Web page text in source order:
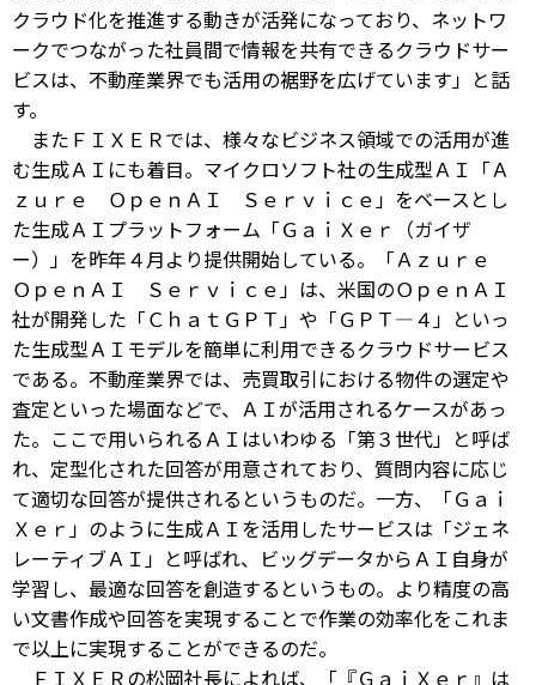
クラウド化を推進する動きが活発になっており、ネットワ
ークでつながった社員間で情報を共有できるクラウドサー
ビスは、不動産業界でも活用の裾野を広げています」と話
す。
またＦＩＸＥＲでは、様々なビジネス領域での活用が進
む生成ＡＩにも着目。マイクロソフト社の生成型ＡＩ「Ａ
ｚｕｒｅ ＯｐｅｎＡＩ Ｓｅｒｖｉｃｅ」をベースとし
た生成ＡＩプラットフォーム「ＧａｉＸｅｒ（ガイザ
ー）」を昨年４月より提供開始している。「Ａｚｕｒｅ
ＯｐｅｎＡＩ Ｓｅｒｖｉｃｅ」は、米国のＯｐｅｎＡＩ
社が開発した「ＣｈａｔＧＰＴ」や「ＧＰＴ―４」といっ
た生成型ＡＩモデルを簡単に利用できるクラウドサービス
である。不動産業界では、売買取引における物件の選定や
査定といった場面などで、ＡＩが活用されるケースがあっ
た。ここで用いられるＡＩはいわゆる「第３世代」と呼ば
れ、定型化された回答が用意されており、質問内容に応じ
て適切な回答が提供されるというものだ。一方、「Ｇａｉ
Ｘｅｒ」のように生成ＡＩを活用したサービスは「ジェネ
レーティブＡＩ」と呼ばれ、ビッグデータからＡＩ自身が
学習し、最適な回答を創造するというもの。より精度の高
い文書作成や回答を実現することで作業の効率化をこれま
で以上に実現することができるのだ。
ＦＩＸＥＲの松岡社長によれば、「『ＧａｉＸｅｒ』は